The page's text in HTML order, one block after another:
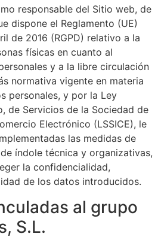
responsable del Sitio web, de
dispone el Reglamento (UE)
de 2016 (RGPD) relativo a la
físicas en cuanto al
y a la libre circulación
normativa vigente en materia
personales, y por la Ley
de Servicios de la Sociedad de
Electrónico (LSSICE), le
las medidas de
índole técnica y organizativas,
la confidencialidad,
de los datos introducidos.
al grupo
S.L.​​